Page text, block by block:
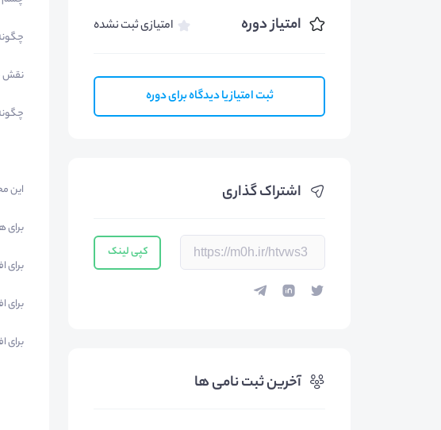
امتیاز دوره امتیازی ثبت نشده
ثبت امتیاز یا دیدگاه برای دوره
اشتراک گذاری
کپی لینک
آخرین ثبت نامی ها
نقش
این
برای
برای
برای
برای